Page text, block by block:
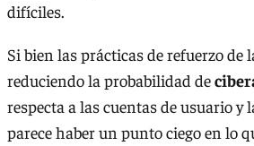
difíciles.
Si bien las prácticas de refuerzo de
reduciendo la probabilidad de
respecta a las cuentas de usuario y
parece haber un punto ciego en lo